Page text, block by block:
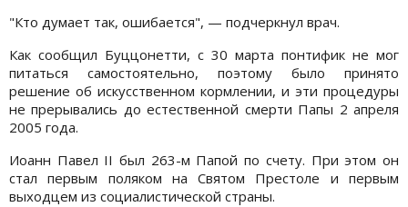
"Кто думает так, ошибается", — подчеркнул врач.
Как сообщил Буццонетти, с 30 марта понтифик не мог
питаться самостоятельно, поэтому было принято
решение об искусственном кормлении, и эти процедуры
не прерывались до естественной смерти Папы 2 апреля
2005 года.
Иоанн Павел II был 263-м Папой по счету. При этом он
стал первым поляком на Святом Престоле и первым
выходцем из социалистической страны.